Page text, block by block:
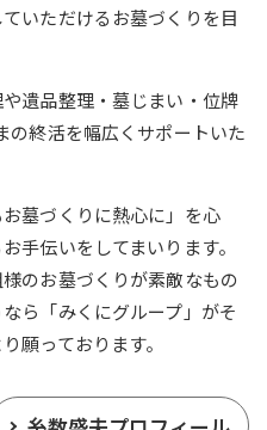
いただけるお墓づくりを目
遺品整理・墓じまい・位牌
の終活を幅広くサポートいた
墓づくりに熱心に」を心
手伝いをしてまいります。
のお墓づくりが素敵なもの
ら「みくにグループ」がそ
願っております。